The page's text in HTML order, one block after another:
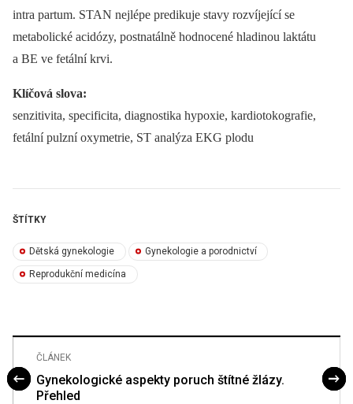
intra partum. STAN nejlépe predikuje stavy rozvíjející se
metabolické acidózy, postnatálně hodnocené hladinou laktátu
a BE ve fetální krvi.
Klíčová slova:
senzitivita, specificita, diagnostika hypoxie, kardiotokografie,
fetální pulzní oxymetrie, ST analýza EKG plodu
ŠTÍTKY
Dětská gynekologie Gynekologie a porodnictví
Reprodukční medicína
ČLÁNEK
Gynekologické aspekty poruch štítné žlázy.
Přehled